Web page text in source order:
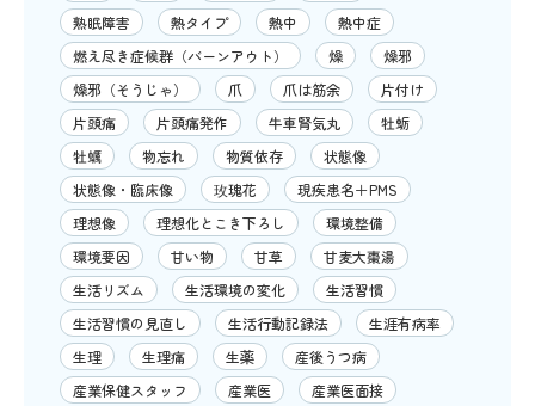
熟眠障害
熱タイプ 熱中
熱中症
燃え尽き症候群（バーンアウト）
燥
燥邪
燥邪（そうじゃ）
爪 爪は筋余
片付け
片頭痛
片頭痛発作 牛車腎気丸
牡蛎
牡蠣
物忘れ 物質依存
状態像
状態像・臨床像
玫瑰花
現疾患名＋PMS
理想像
理想化とこき下ろし
環境整備
環境要因
甘い物 甘草
甘麦大棗湯
生活リズム
生活環境の変化
生活習慣
生活習慣の見直し
生活行動記録法
生涯有病率
生理
生理痛 生薬
産後うつ病
産業保健スタッフ
産業医
産業医面接